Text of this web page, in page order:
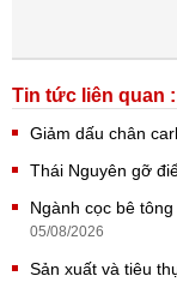
Tin tức liên quan :
Giảm dấu chân
Thái Nguyên gỡ
Ngành cọc bê
05/08/2026
Sản xuất và tiêu